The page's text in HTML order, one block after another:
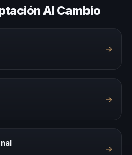
Al Cambio
→
→
→